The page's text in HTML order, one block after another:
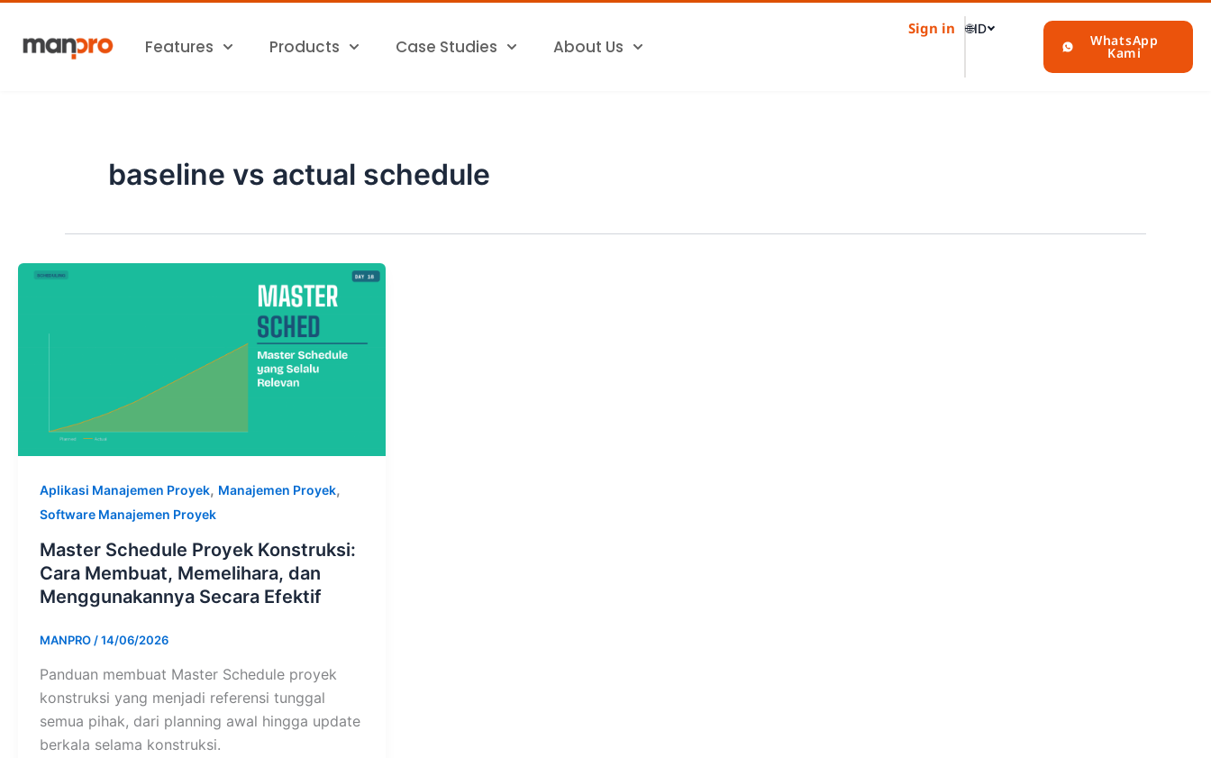
content
Features Products Case Studies About Us
Sign in 🌐ID
WhatsApp
Kami
baseline vs actual schedule
Aplikasi Manajemen Proyek, Manajemen Proyek,
Software Manajemen Proyek
Master Schedule Proyek Konstruksi:
Cara Membuat, Memelihara, dan
Menggunakannya Secara Efektif
MANPRO /14/06/2026
Panduan membuat Master Schedule proyek
konstruksi yang menjadi referensi tunggal
semua pihak, dari planning awal hingga update
berkala selama konstruksi.